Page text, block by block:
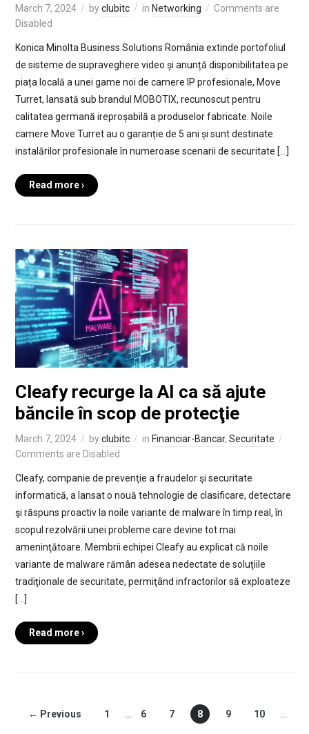
March 7, 2024 byclubitc in Networking
Comments are
Disabled
Konica Minolta Business Solutions România extinde portofoliul
de sisteme de supraveghere video și anunță disponibilitatea pe
piața locală a unei game noi de camere IP profesionale, Move
Turret, lansată sub brandul MOBOTIX, recunoscut pentru
calitatea germană ireproșabilă a produselor fabricate. Noile
camere Move Turret au o garanție de 5 ani și sunt destinate
instalărilor profesionale în numeroase scenarii de securitate […]
Read more ›
Cleafy recurge la AI ca să ajute
băncile în scop de protecţie
March 7, 2024 byclubitc in Financiar-Bancar, Securitate
Comments are Disabled
Cleafy, companie de prevenţie a fraudelor şi securitate
informatică, a lansat o nouă tehnologie de clasificare, detectare
şi răspuns proactiv la noile variante de malware în timp real, în
scopul rezolvării unei probleme care devine tot mai
ameninţătoare. Membrii echipei Cleafy au explicat că noile
variante de malware rămân adesea nedectate de soluţiile
tradiţionale de securitate, permiţând infractorilor să exploateze
[…]
Read more ›
← Previous 1 … 6 7 8 9 10 …